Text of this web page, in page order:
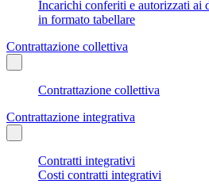
Incarichi conferiti e autorizzati ai
in formato tabellare
Contrattazione collettiva
Contrattazione collettiva
Contrattazione integrativa
Contratti integrativi
Costi contratti integrativi